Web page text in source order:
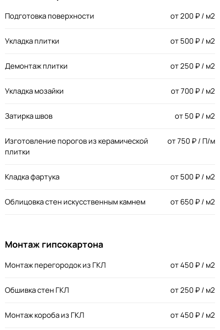
Подготовка поверхности от200₽ / м2
Укладка плитки от500₽ / м2
Демонтаж плитки от250₽ / м2
Укладка мозайки от700₽ / м2
Затирка швов от50₽ / м2
Изготовление порогов из керамической
плитки
от750₽ / П/м
Кладка фартука от500₽ / м2
Облицовка стен искусственным камнем от650₽ / м2
Монтаж гипсокартона
Монтаж перегородок из ГКЛ от450₽ / м2
Обшивка стен ГКЛ от250₽ / м2
Монтаж короба из ГКЛ от450₽ / м2